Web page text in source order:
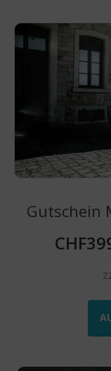
Gutschein
CHF